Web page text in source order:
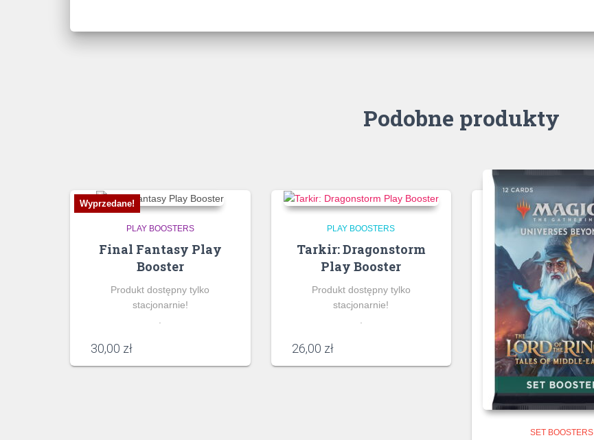
Podobne produkty
Wyprzedane!
PLAY BOOSTERS
Final Fantasy Play
Booster
Produkt dostępny tylko
stacjonarnie!
30,00 zł
PLAY BOOSTERS
Tarkir: Dragonstorm
Play Booster
Produkt dostępny tylko
stacjonarnie!
26,00 zł
SET BOOSTERS